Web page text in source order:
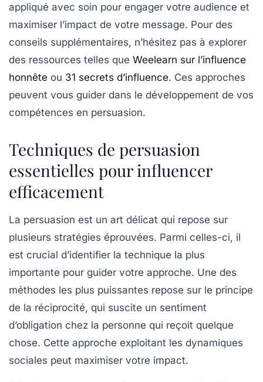
appliqué avec soin pour engager votre audience et
maximiser l’impact de votre message. Pour des
conseils supplémentaires, n’hésitez pas à explorer
des ressources telles que Weelearn sur l’influence
honnête ou 31 secrets d’influence. Ces approches
peuvent vous guider dans le développement de vos
compétences en persuasion.
Techniques de persuasion
essentielles pour influencer
efficacement
La persuasion est un art délicat qui repose sur
plusieurs stratégies éprouvées. Parmi celles-ci, il
est crucial d’identifier la technique la plus
importante pour guider votre approche. Une des
méthodes les plus puissantes repose sur le principe
de la réciprocité, qui suscite un sentiment
d’obligation chez la personne qui reçoit quelque
chose. Cette approche exploitant les dynamiques
sociales peut maximiser votre impact.